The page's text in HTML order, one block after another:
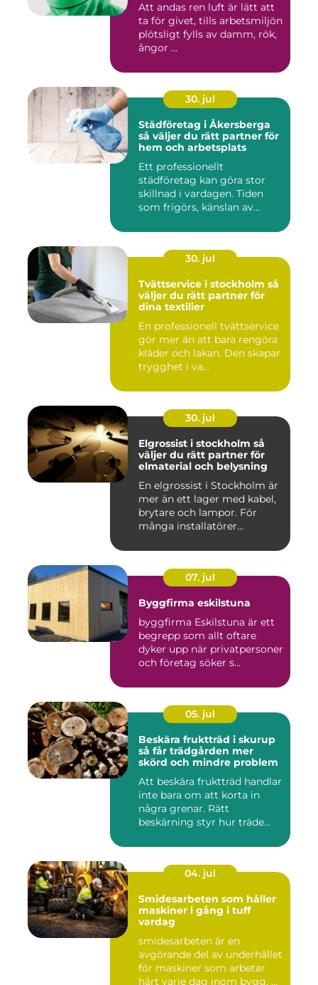
Att andas ren luft är lätt att
ta för givet, tills arbetsmiljön
plötsligt fylls av damm, rök,
ångor ...
30. jul
Städföretag i Åkersberga
så väljer du rätt partner för
hem och arbetsplats
Ett professionellt
städföretag kan göra stor
skillnad i vardagen. Tiden
som frigörs, känslan av
30. jul
Tvättservice i stockholm så
väljer du rätt partner för
dina textilier
En professionell tvättservice
gör mer än att bara rengöra
kläder och lakan. Den skapar
trygghet i va...
30. jul
Elgrossist i stockholm så
väljer du rätt partner för
elmaterial och belysning
En elgrossist i Stockholm är
mer än ett lager med kabel,
brytare och lampor. För
många installatörer...
07. jul
Byggfirma eskilstuna
byggfirma Eskilstuna är ett
begrepp som allt oftare
dyker upp när privatpersoner
och företag söker s...
05. jul
Beskära fruktträd i skurup
så får trädgården mer
skörd och mindre problem
Att beskära fruktträd handlar
inte bara om att korta in
några grenar. Rätt
beskärning styr hur träde...
04. jul
Smidesarbeten som håller
maskiner i gång i tuff
vardag
smidesarbeten är en
avgörande del av underhållet
för maskiner som arbetar
hårt varje dag inom bygg, ...